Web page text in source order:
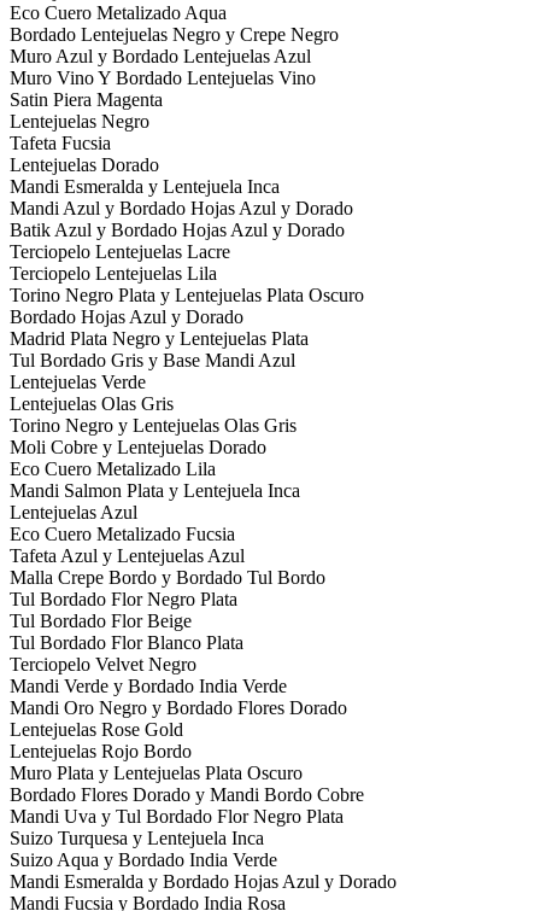
Eco Cuero Metalizado Aqua
Bordado Lentejuelas Negro y Crepe Negro
Muro Azul y Bordado Lentejuelas Azul
Muro Vino Y Bordado Lentejuelas Vino
Satin Piera Magenta
Lentejuelas Negro
Tafeta Fucsia
Lentejuelas Dorado
Mandi Esmeralda y Lentejuela Inca
Mandi Azul y Bordado Hojas Azul y Dorado
Batik Azul y Bordado Hojas Azul y Dorado
Terciopelo Lentejuelas Lacre
Terciopelo Lentejuelas Lila
Torino Negro Plata y Lentejuelas Plata Oscuro
Bordado Hojas Azul y Dorado
Madrid Plata Negro y Lentejuelas Plata
Tul Bordado Gris y Base Mandi Azul
Lentejuelas Verde
Lentejuelas Olas Gris
Torino Negro y Lentejuelas Olas Gris
Moli Cobre y Lentejuelas Dorado
Eco Cuero Metalizado Lila
Mandi Salmon Plata y Lentejuela Inca
Lentejuelas Azul
Eco Cuero Metalizado Fucsia
Tafeta Azul y Lentejuelas Azul
Malla Crepe Bordo y Bordado Tul Bordo
Tul Bordado Flor Negro Plata
Tul Bordado Flor Beige
Tul Bordado Flor Blanco Plata
Terciopelo Velvet Negro
Mandi Verde y Bordado India Verde
Mandi Oro Negro y Bordado Flores Dorado
Lentejuelas Rose Gold
Lentejuelas Rojo Bordo
Muro Plata y Lentejuelas Plata Oscuro
Bordado Flores Dorado y Mandi Bordo Cobre
Mandi Uva y Tul Bordado Flor Negro Plata
Suizo Turquesa y Lentejuela Inca
Suizo Aqua y Bordado India Verde
Mandi Esmeralda y Bordado Hojas Azul y Dorado
Mandi Fucsia y Bordado India Rosa